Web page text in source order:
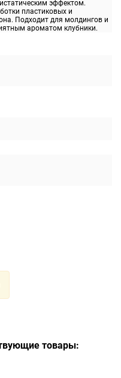
эффектом.
пластиковых и
Подходит для молдингов и
ароматом клубники.
товары: